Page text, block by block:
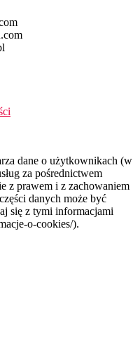
dane o użytkownikach (w
za pośrednictwem
z prawem i z zachowaniem
danych może być
się z tymi informacjami
o-cookies/).